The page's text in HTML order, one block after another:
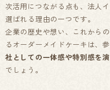
次活用につながる点も、法人
選ばれる理由の一つです。
企業の歴史や想い、これから
るオーダーメイドケーキは、
社としての一体感や特別感を
でしょう。